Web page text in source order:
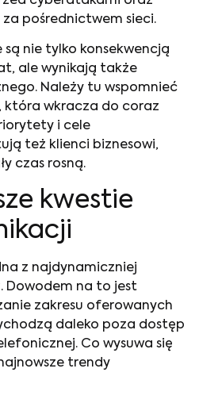
pośrednictwem sieci.
są nie tylko konsekwencją
ale wynikają także
Należy tu wspomnieć
która wkracza do coraz
i cele
też klienci biznesowi,
czas rosną.
kwestie
z najdynamiczniej
Dowodem na to jest
zakresu oferowanych
daleko poza dostęp
Co wysuwa się
trendy